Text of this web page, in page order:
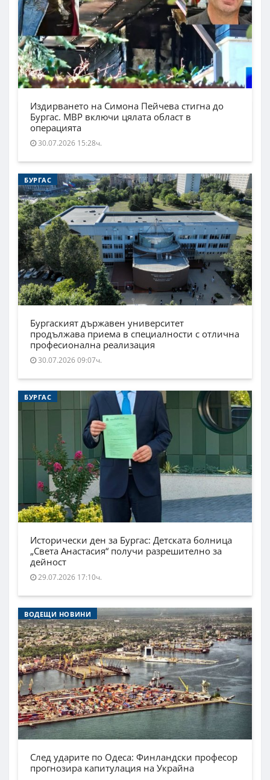
Издирването на Симона Пейчева стигна до
Бургас. МВР включи цялата област в
операцията
30.07.2026 15:28ч.
БУРГАС
Бургаският държавен университет
продължава приема в специалности с отлична
професионална реализация
30.07.2026 09:07ч.
БУРГАС
Исторически ден за Бургас: Детската болница
„Света Анастасия“ получи разрешително за
дейност
29.07.2026 17:10ч.
ВОДЕЩИ НОВИНИ
След ударите по Одеса: Финландски професор
прогнозира капитулация на Украйна